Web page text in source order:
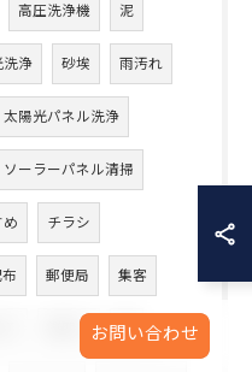
高圧洗浄機 泥
洗浄 砂埃 雨汚れ
太陽光パネル洗浄
ソーラーパネル清掃
め チラシ
郵便局 集客
鎧
お問い合わせ